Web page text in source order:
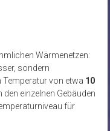
Wärmenetzen:
sondern
Temperatur von etwa 10
den einzelnen Gebäuden
für